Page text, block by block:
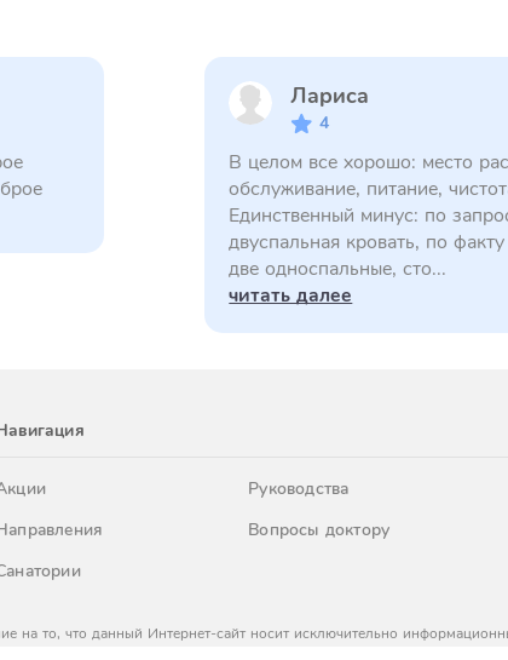
Лариса
4
В целом все хорошо: место
обслуживание, питание,
Единственный минус: по
двуспальная кровать, по
две односпальные, сто...
читать далее
Руководства
Вопросы доктору
на то, что данный Интернет-сайт носит исключительно